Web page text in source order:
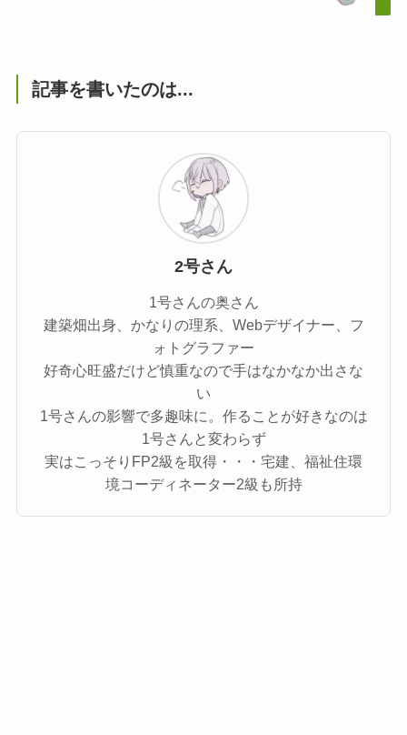
記事を書いたのは...
2号さん
1号さんの奥さん
建築畑出身、かなりの理系、Webデザイナー、フ
ォトグラファー
好奇心旺盛だけど慎重なので手はなかなか出さな
い
1号さんの影響で多趣味に。作ることが好きなのは
1号さんと変わらず
実はこっそりFP2級を取得・・・宅建、福祉住環
境コーディネーター2級も所持